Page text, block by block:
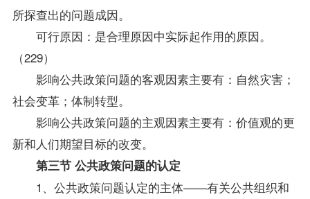
所探查出的问题成因。
可行原因：是合理原因中实际起作用的原因。
（229）
影响公共政策问题的客观因素主要有：自然灾害；
社会变革；体制转型。
影响公共政策问题的主观因素主要有：价值观的更
新和人们期望目标的改变。
第三节 公共政策问题的认定
1、公共政策问题认定的主体——有关公共组织和